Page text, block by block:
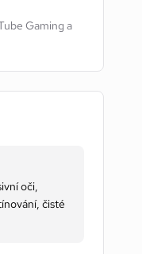
Gaming a
oči,
čisté